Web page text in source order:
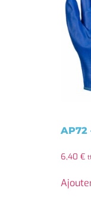
AP72
6,40 €